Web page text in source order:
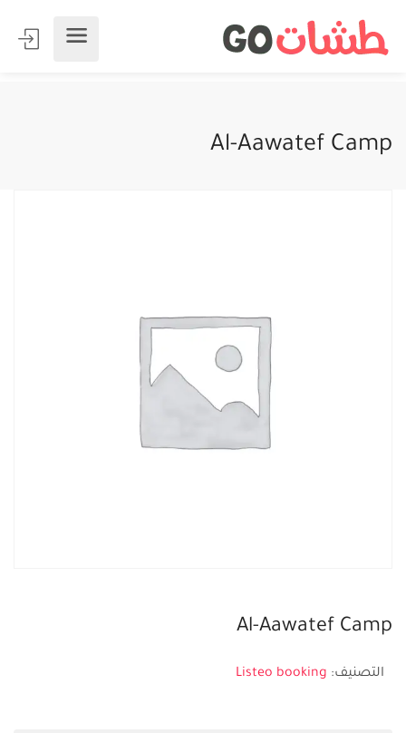
Al-Aawatef Camp
Al-Aawatef Camp
التصنيف: Listeo booking